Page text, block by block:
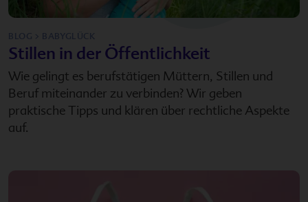
BLOG > BABYGLÜCK
Stillen in der Öffentlichkeit
Wie gelingt es berufstätigen Müttern, Stillen und
Beruf miteinander zu verbinden? Wir geben
praktische Tipps und klären über rechtliche Aspekte
auf.